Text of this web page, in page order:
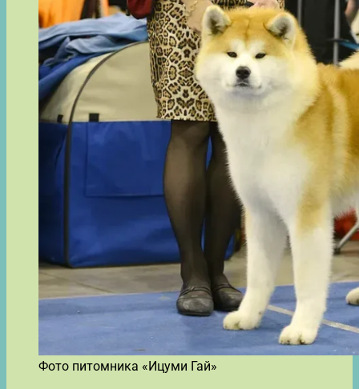
Фото питомника «Ицуми Гай»